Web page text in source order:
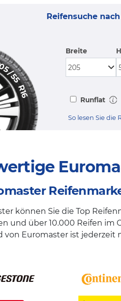
Reifensuche
/
55
R16
Breite
Runflat
So lesen Sie die
können Sie die Top
und über 10.000 Reifen im
von Euromaster ist jederzeit